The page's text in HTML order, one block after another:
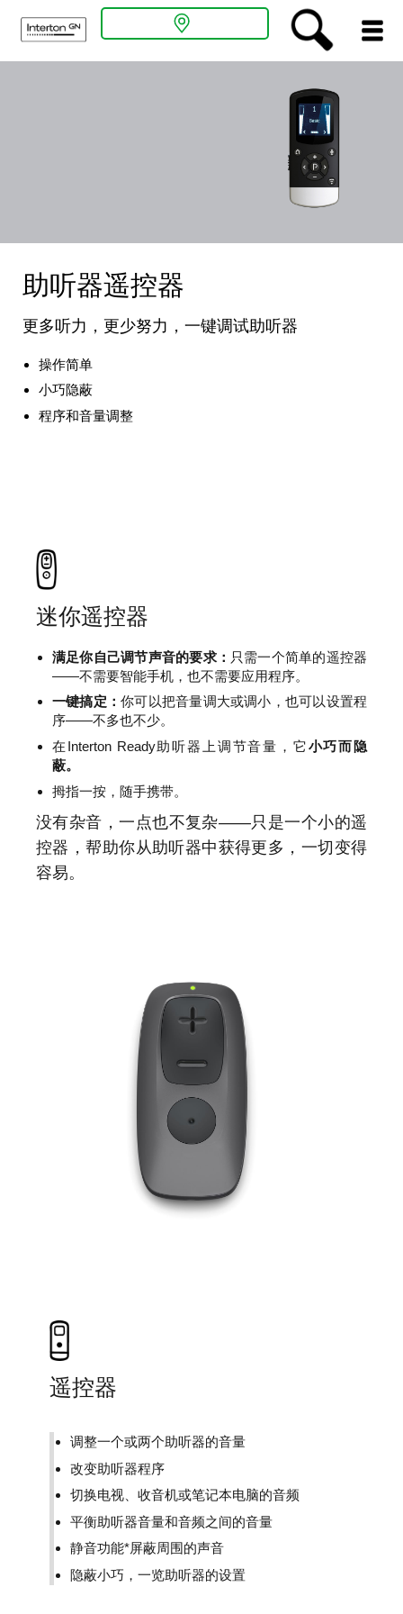
听力测试
用户通道
ENGLISH
Česká republika Deutsch
English Español
Français India (en)
Polskie Português
Türk عربي
助听器遥控器
更多听力，更少努力，一键调试助听器
操作简单
小巧隐蔽
程序和音量调整
迷你遥控器
满足你自己调节声音的要求： 只需一个简单的遥控器
——不需要智能手机，也不需要应用程序。
一键搞定：你可以把音量调大或调小，也可以设置程
序——不多也不少。
在Interton Ready助听器上调节音量，它小巧而隐
蔽。
拇指一按，随手携带。
没有杂音，一点也不复杂——只是一个小的遥
控器，帮助你从助听器中获得更多，一切变得
容易。
遥控器
调整一个或两个助听器的音量
改变助听器程序
切换电视、收音机或笔记本电脑的音频
平衡助听器音量和音频之间的音量
静音功能*屏蔽周围的声音
隐蔽小巧，一览助听器的设置